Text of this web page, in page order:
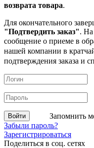
возврата товара.
Для окончательного
"Подтвердить заказ". На
сообщение о приеме в
нашей компании в
подтверждения заказа и
Запомнить
Забыли пароль?
Зарегистрироваться
Поделиться в соц. сетях